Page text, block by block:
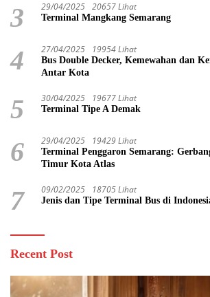
3 29/04/2025 20657 Lihat
Terminal Mangkang Semarang
4 27/04/2025 19954 Lihat
Bus Double Decker, Kemewahan dan
Antar Kota
5 30/04/2025 19677 Lihat
Terminal Tipe A Demak
6 29/04/2025 19429 Lihat
Terminal Penggaron Semarang:
Timur Kota Atlas
7 09/02/2025 18705 Lihat
Jenis dan Tipe Terminal Bus di
Recent Post